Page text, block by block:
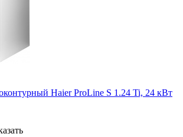
Haier ProLine S 1.24 Ti, 24 кВт